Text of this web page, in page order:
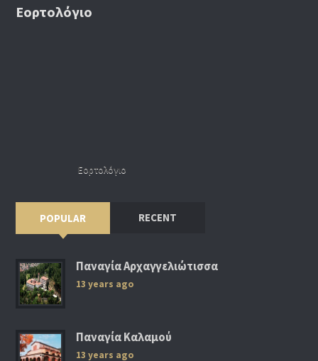
Εορτολόγιο
Εορτολόγιο
POPULAR RECENT
Παναγία Αρχαγγελιώτισσα
13 years ago
Παναγία Καλαμού
13 years ago